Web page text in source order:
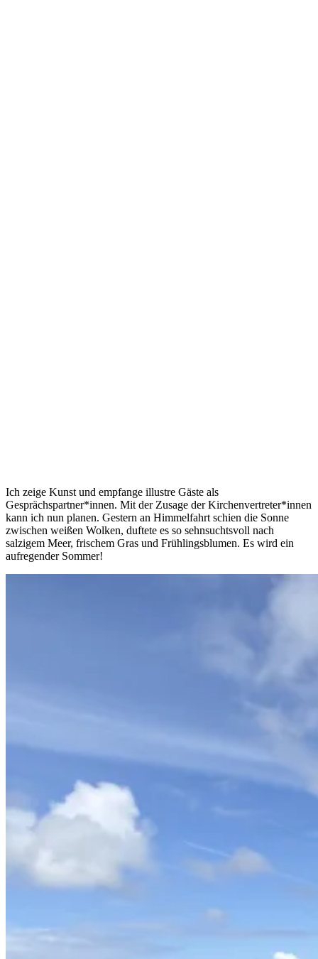
Ich zeige Kunst und empfange illustre Gäste als
Gesprächspartner*innen. Mit der Zusage der Kirchenvertreter*innen
kann ich nun planen. Gestern an Himmelfahrt schien die Sonne
zwischen weißen Wolken, duftete es so sehnsuchtsvoll nach
salzigem Meer, frischem Gras und Frühlingsblumen. Es wird ein
aufregender Sommer!